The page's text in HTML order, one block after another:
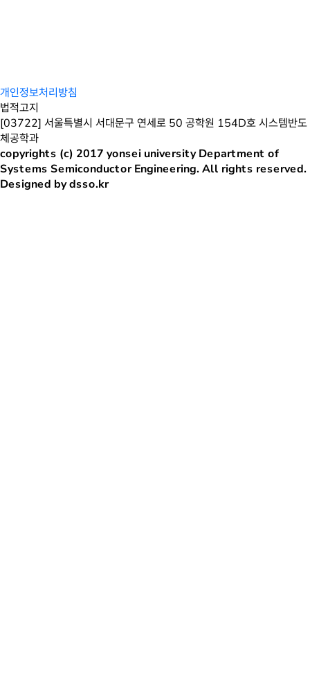
개인정보처리방침
법적고지
[03722] 서울특별시 서대문구 연세로 50 공학원 154D호 시스템반도
체공학과
copyrights (c) 2017 yonsei university Department of
Systems Semiconductor Engineering. All rights reserved.
Designed by dsso.kr